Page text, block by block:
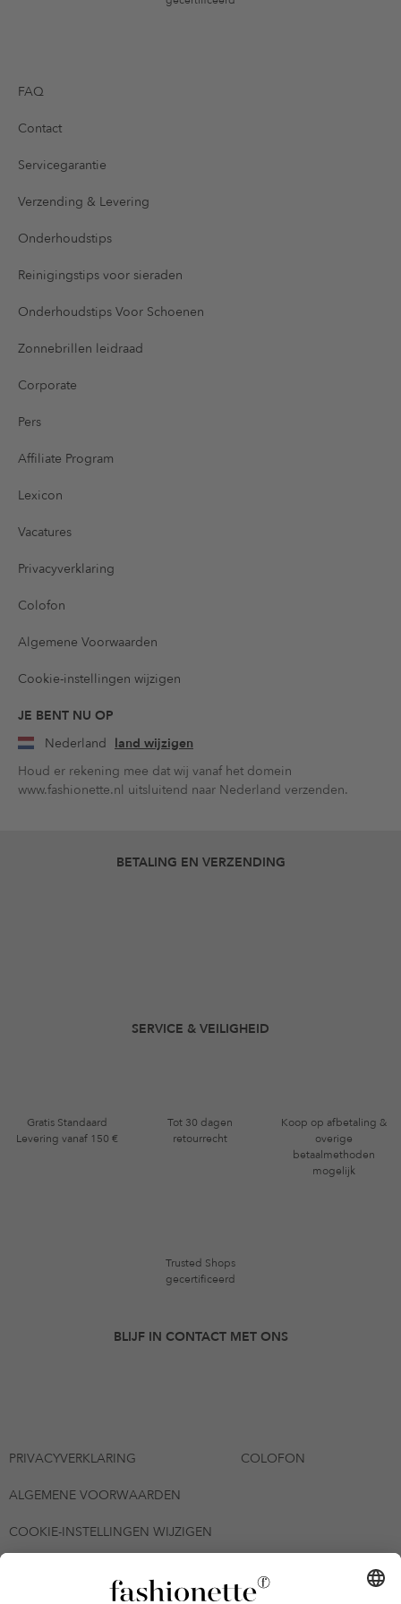
FAQ
Contact
Servicegarantie
Verzending & Levering
Onderhoudstips
Reinigingstips voor sieraden
Onderhoudstips Voor Schoenen
Zonnebrillen leidraad
Corporate
Pers
Affiliate Program
Lexicon
Vacatures
Privacyverklaring
Colofon
Algemene Voorwaarden
Cookie-instellingen wijzigen
JE BENT NU OP
Nederland land wijzigen
Houd er rekening mee dat wij vanaf het domein
www.fashionette.nl uitsluitend naar Nederland verzenden.
BETALING EN VERZENDING
SERVICE & VEILIGHEID
Gratis Standaard
Levering vanaf 150 €
Tot 30 dagen
retourrecht
Koop op afbetaling &
overige
betaalmethoden
mogelijk
Trusted Shops
gecertificeerd
BLIJF IN CONTACT MET ONS
PRIVACYVERKLARING COLOFON
ALGEMENE VOORWAARDEN
COOKIE-INSTELLINGEN WIJZIGEN
© 2026 - fashionette Plattform GmbH